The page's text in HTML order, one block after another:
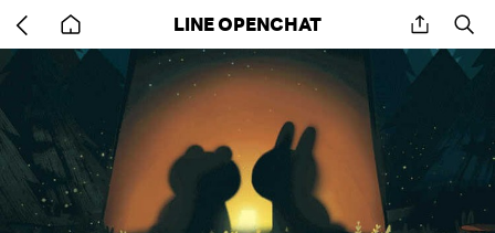
back
to
LINE OPENCHAT share